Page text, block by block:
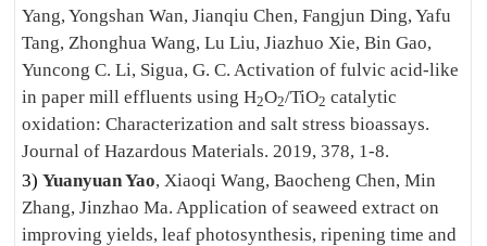
Yang, Yongshan Wan, Jianqiu Chen, Fangjun Ding, Yafu
Tang, Zhonghua Wang, Lu Liu, Jiazhuo Xie, Bin Gao,
Yuncong C. Li, Sigua, G. C. Activation of fulvic acid-like
in paper mill effluents using H2O2/TiO2 catalytic
oxidation: Characterization and salt stress bioassays.
Journal of Hazardous Materials. 2019, 378, 1-8.
3) Yuanyuan Yao, Xiaoqi Wang, Baocheng Chen, Min
Zhang, Jinzhao Ma. Application of seaweed extract on
improving yields, leaf photosynthesis, ripening time and